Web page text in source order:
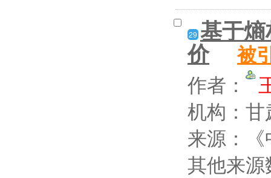
29 基于
价 被
作者：
机构：
来源：
其他来